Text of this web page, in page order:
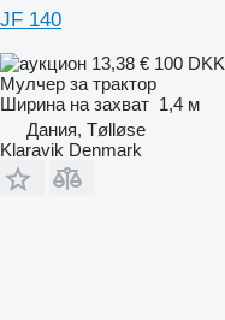
JF 140
13,38 € 100 DKK
Мулчер за трактор
Ширина на захват 1,4 м
Дания, Tølløse
Klaravik Denmark